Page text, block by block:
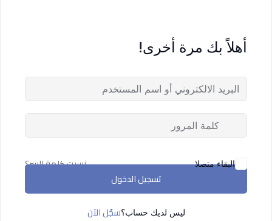
من نحن
أهلاً بك مرة أخرى!
البقاء متصلا
نسيت كلمة السر؟
تسجيل الدخول
ليس لديك حساب؟سجّل الآن
تذكر لي فقدت كلمة المرور الخاصة بك ؟
التسجيل الآن
ليس لديك حساب ؟تسجيل الدخول